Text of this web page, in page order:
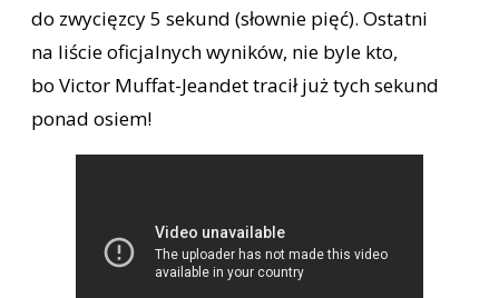
do zwycięzcy 5 sekund (słownie pięć). Ostatni
na liście oficjalnych wyników, nie byle kto,
bo Victor Muffat-Jeandet tracił już tych sekund
ponad osiem!